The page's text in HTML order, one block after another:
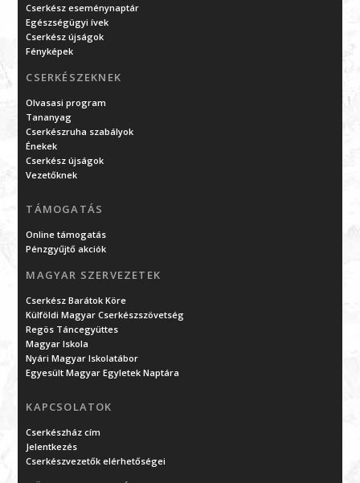
Cserkész eseménynaptár
Egészségügyi ívek
Cserkész újságok
Fényképek
CSERKÉSZEKNEK
Olvasasi program
Tananyag
Cserkészruha szabályok
Énekek
Cserkész újságok
Vezetőknek
TÁMOGATÁS
Online támogatás
Pénzgyűjtő akciók
MAGYAR SZERVEZETEK
Cserkész Barátok Köre
Külföldi Magyar Cserkészszövetség
Regös Táncegyüttes
Magyar Iskola
Nyári Magyar Iskolatábor
Egyesült Magyar Egyletek Naptára
KAPCSOLATOK
Cserkészház cím
Jelentkezés
Cserkészvezetők elérhetőségei